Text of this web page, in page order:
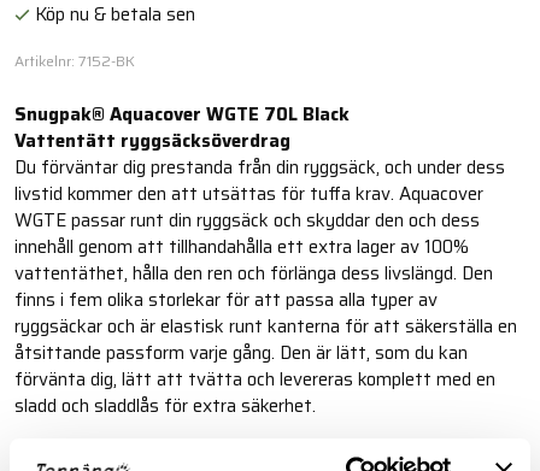
Köp nu & betala sen
Artikelnr: 7152-BK
Snugpak® Aquacover WGTE 70L Black
Vattentätt ryggsäcksöverdrag
Du förväntar dig prestanda från din ryggsäck, och under dess
livstid kommer den att utsättas för tuffa krav. Aquacover
WGTE passar runt din ryggsäck och skyddar den och dess
innehåll genom att tillhandahålla ett extra lager av 100%
vattentäthet, hålla den ren och förlänga dess livslängd. Den
finns i fem olika storlekar för att passa alla typer av
ryggsäckar och är elastisk runt kanterna för att säkerställa en
åtsittande passform varje gång. Den är lätt, som du kan
förvänta dig, lätt att tvätta och levereras komplett med en
sladd och sladdlås för extra säkerhet.
Läs mer